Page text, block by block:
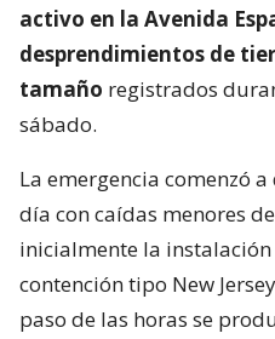
activo en la Avenida
desprendimientos de
tamaño registrados
sábado.
La emergencia comenzó
día con caídas menores
inicialmente la
contención tipo New
paso de las horas se